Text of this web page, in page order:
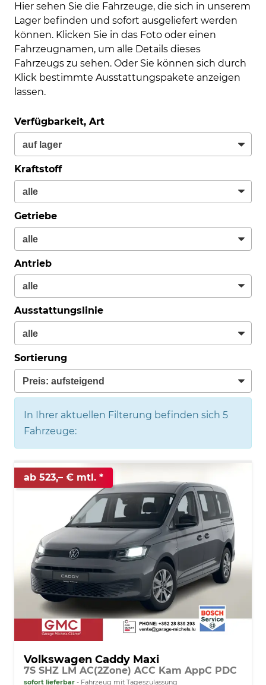
Hier sehen Sie die Fahrzeuge, die sich in unserem
Lager befinden und sofort ausgeliefert werden
können. Klicken Sie in das Foto oder einen
Fahrzeugnamen, um alle Details dieses
Fahrzeugs zu sehen. Oder Sie können sich durch
Klick bestimmte Ausstattungspakete anzeigen
lassen.
Verfügbarkeit, Art
Kraftstoff
Getriebe
Antrieb
Ausstattungslinie
Sortierung
In Ihrer aktuellen Filterung befinden sich 5
Fahrzeuge:
ab 523,– € mtl.
Volkswagen Caddy Maxi
7S SHZ LM AC(2Zone) ACC Kam AppC PDC
sofort lieferbar Fahrzeug mit Tageszulassung